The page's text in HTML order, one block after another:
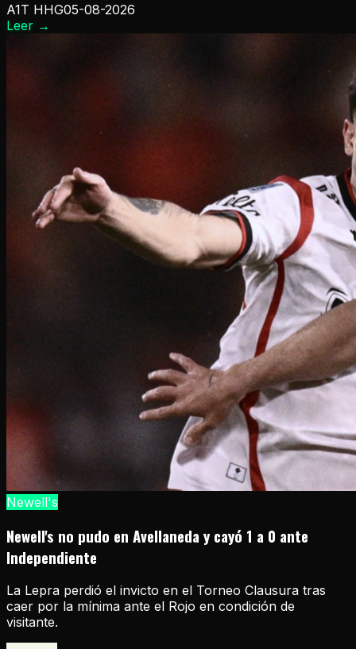
A1T HHG05-08-2026
Leer →
Newell's
Newell's no pudo en Avellaneda y cayó 1 a 0 ante
Independiente
La Lepra perdió el invicto en el Torneo Clausura tras
caer por la mínima ante el Rojo en condición de
visitante.